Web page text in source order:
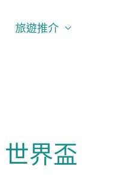
旅遊推介
界盃